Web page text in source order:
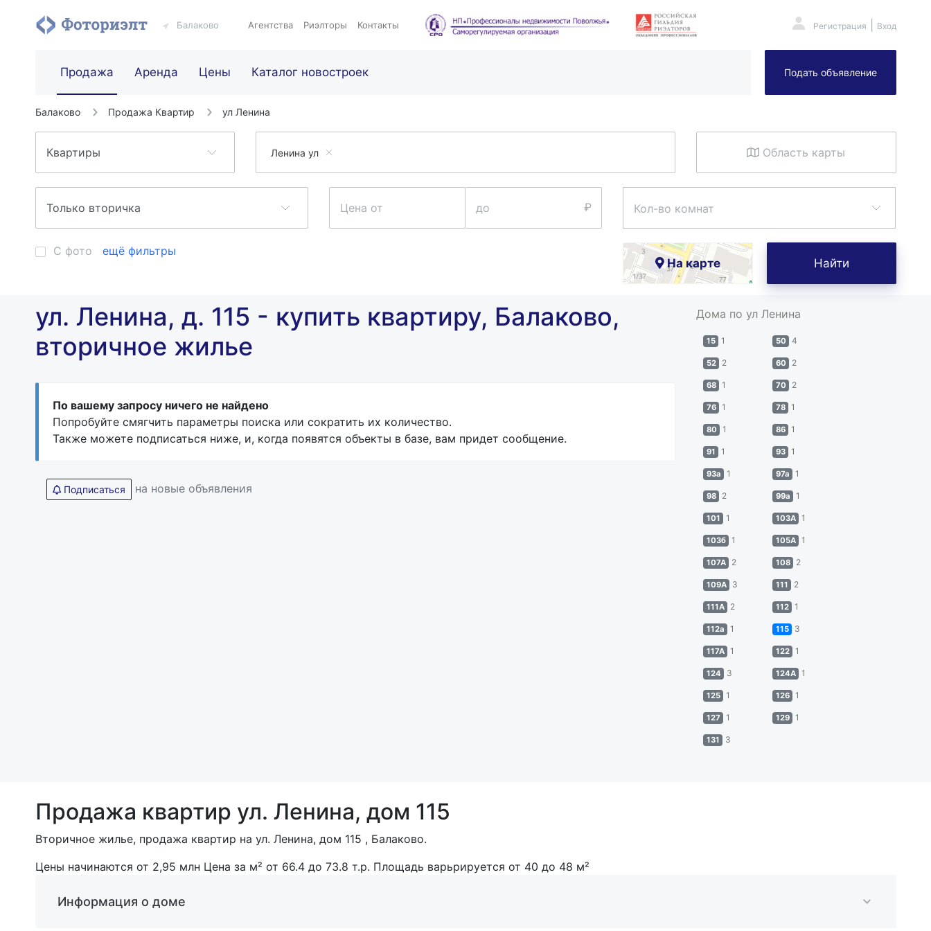
Балаково Агентства Риэлторы Контакты Регистрация Вход
Продажа Аренда Цены Каталог новостроек Подать объявление
Балаково Продажа Квартир ул Ленина
Ленина ул Область карты
Кол-во комнат
С фото
ещё фильтры
На карте
Найти
ул. Ленина, д. 115 - купить квартиру, Балаково,
вторичное жилье
По вашему запросу ничего не найдено
Попробуйте смягчить параметры поиска или сократить их количество.
Также можете подписаться ниже, и, когда появятся объекты в базе, вам придет сообщение.
Подписаться на новые объявления
Дома по ул Ленина
15 1 50 4
52 2 60 2
68 1 70 2
76 1 78 1
80 1 86 1
91 1 93 1
93а 1 97а 1
98 2 99а 1
101 1 103А 1
103б 1 105А 1
107А 2 108 2
109А 3 111 2
111А 2 112 1
112а 1 115 3
117А 1 122 1
124 3 124А 1
125 1 126 1
127 1 129 1
131 3
Продажа квартир ул. Ленина, дом 115
Вторичное жилье, продажа квартир на ул. Ленина, дом 115 , Балаково.
Цены начинаются от 2,95 млн Цена за м² от 66.4 до 73.8 т.р. Площадь варьрируется от 40 до 48 м²
Информация о доме